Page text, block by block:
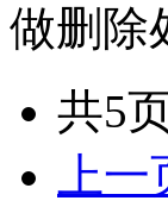
做删除
共5
上一